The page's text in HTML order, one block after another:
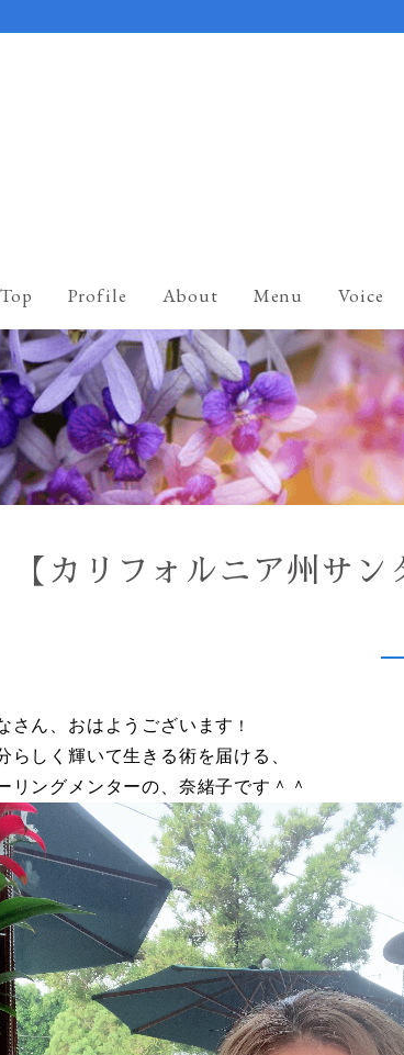
Top Profile About Menu Voice
【カリフォルニア州サ
さん、おはようございます ！
らしく輝いて生きる術を届ける、
リングメンターの、奈緒子です＾＾